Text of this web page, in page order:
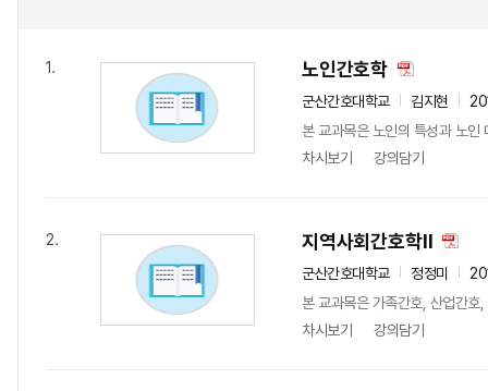
1. 노인간호학
군산간호대학교 김지현
본 교과목은 노인의 특성과 노인
차시보기
강의담기
2. 지역사회간호학Ⅱ
군산간호대학교 정정미
본 교과목은 가족간호, 산업간호
차시보기
강의담기